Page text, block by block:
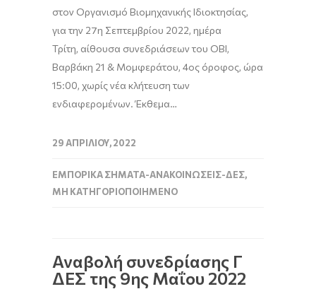
στον Οργανισμό Βιομηχανικής Ιδιοκτησίας,
για την 27η Σεπτεμβρίου 2022, ημέρα
Τρίτη, αίθουσα συνεδριάσεων του ΟΒΙ,
Βαρβάκη 21 & Μομφεράτου, 4ος όροφος, ώρα
15:00, χωρίς νέα κλήτευση των
ενδιαφερομένων. Έκθεμα…
29 ΑΠΡΙΛΊΟΥ, 2022
ΕΜΠΟΡΙΚΆ ΣΉΜΑΤΑ-ΑΝΑΚΟΙΝΏΣΕΙΣ-ΔΕΣ,
ΜΗ ΚΑΤΗΓΟΡΙΟΠΟΙΗΜΈΝΟ
Αναβολή συνεδρίασης Γ
ΔΕΣ της 9ης Μαΐου 2022